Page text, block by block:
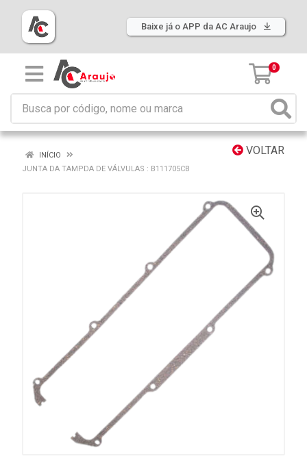
Baixe já o APP da AC Araujo
0
VOLTAR
INÍCIO
JUNTA DA TAMPDA DE VÁLVULAS : B111705CB